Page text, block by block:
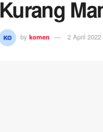
Kurang
by komen 2 April 2022